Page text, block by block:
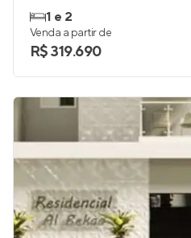
1 e 2
Venda a partir de
R$ 319.690